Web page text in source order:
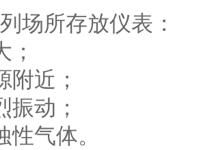
场所存放仪表：
附近；
振动；
气体。